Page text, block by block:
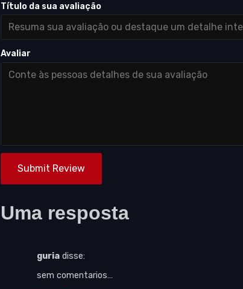
Título da sua avaliação
Avaliar
Submit Review
Uma resposta
guria disse:
sem comentarios…